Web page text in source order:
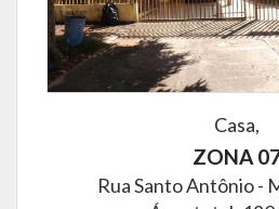
Casa,
ZONA
Rua Santo Antônio -